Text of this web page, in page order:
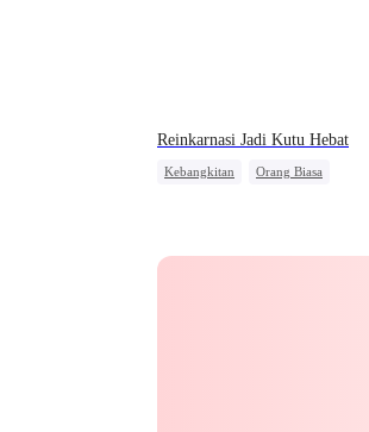
Reinkarnasi Jadi Kutu Hebat
Kebangkitan
Orang Biasa